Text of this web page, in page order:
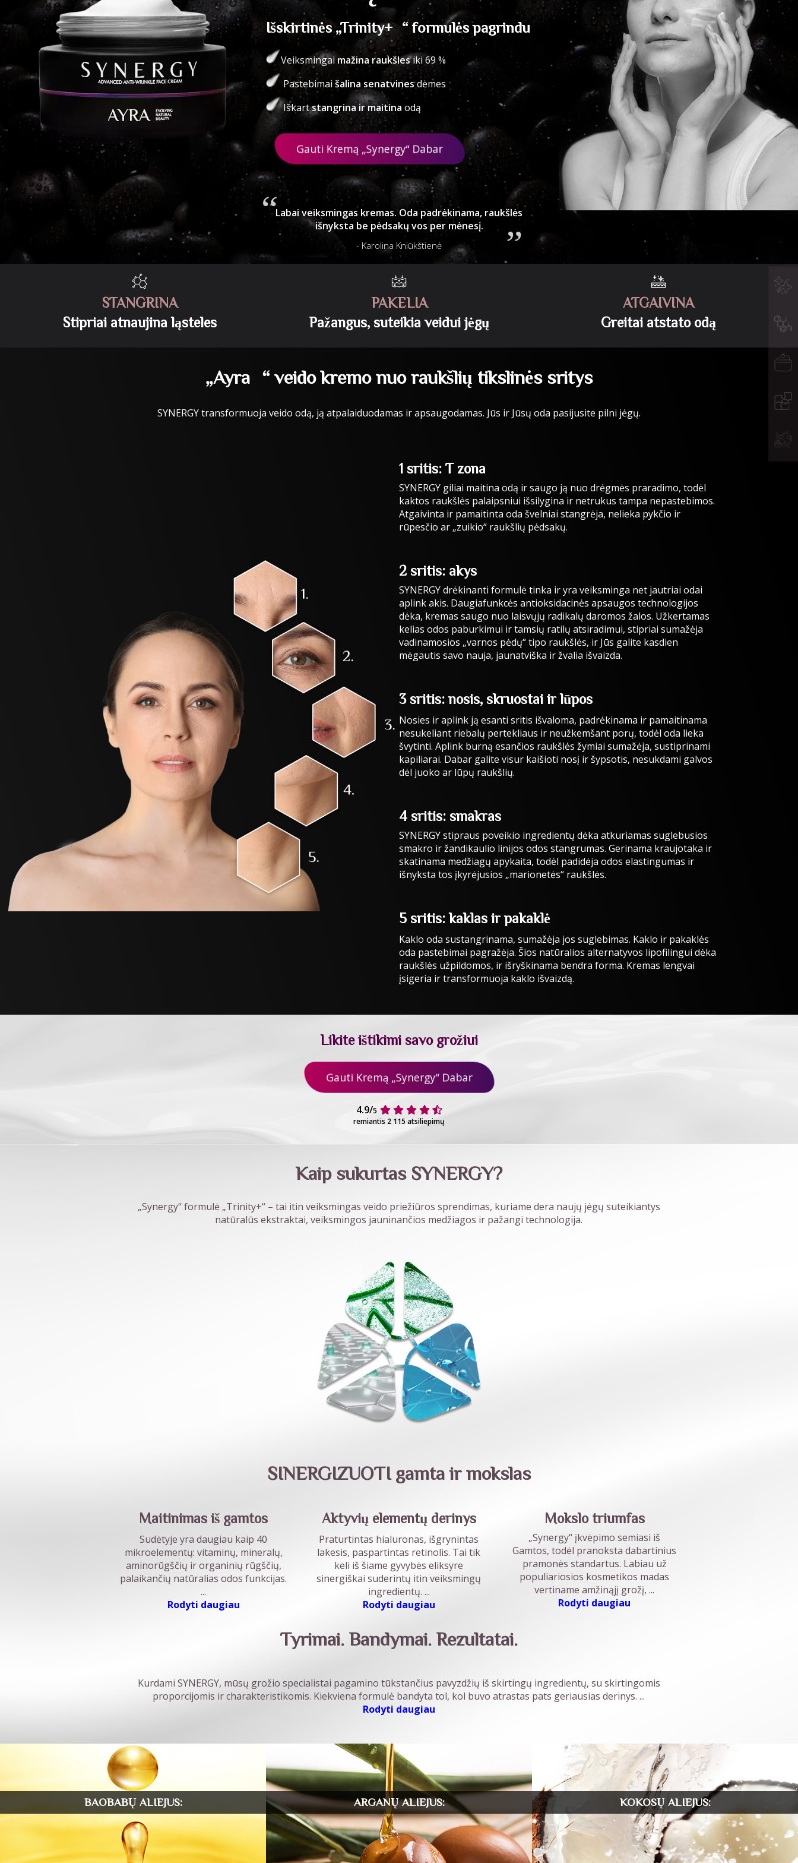
Išskirtinės „Trinity+“ formulės pagrindu
Veiksmingai mažina raukšlesiki 69 %
Pastebimai šalina senatvinesdėmes
Iškartstangrina ir maitina odą
Gauti Kremą „Synergy“ Dabar
Labai veiksmingas kremas. Oda padrėkinama, raukšlės
išnyksta be pėdsakų vos per mėnesį.
- Karolina Kniūkštienė
STANGRINA
Stipriai atnaujina ląsteles
PAKELIA
Pažangus, suteikia veidui jėgų
ATGAIVINA
Greitai atstato odą
„Ayra“ veido kremo nuo raukšlių tikslinės sritys
SYNERGY transformuoja veido odą, ją atpalaiduodamas ir apsaugodamas. Jūs ir Jūsų oda pasijusite pilni jėgų.
1 sritis: T zona
SYNERGY giliai maitina odą ir saugo ją nuo drėgmės praradimo, todėl
kaktos raukšlės palaipsniui išsilygina ir netrukus tampa nepastebimos.
Atgaivinta ir pamaitinta oda švelniai stangrėja, nelieka pykčio ir
rūpesčio ar „zuikio“ raukšlių pėdsakų.
2 sritis: akys
SYNERGY drėkinanti formulė tinka ir yra veiksminga net jautriai odai
aplink akis. Daugiafunkcės antioksidacinės apsaugos technologijos
dėka, kremas saugo nuo laisvųjų radikalų daromos žalos. Užkertamas
kelias odos paburkimui ir tamsių ratilų atsiradimui, stipriai sumažėja
vadinamosios „varnos pėdų“ tipo raukšlės, ir Jūs galite kasdien
mėgautis savo nauja, jaunatviška ir žvalia išvaizda.
3 sritis: nosis, skruostai ir lūpos
Nosies ir aplink ją esanti sritis išvaloma, padrėkinama ir pamaitinama
nesukeliant riebalų pertekliaus ir neužkemšant porų, todėl oda lieka
švytinti. Aplink burną esančios raukšlės žymiai sumažėja, sustiprinami
kapiliarai. Dabar galite visur kaišioti nosį ir šypsotis, nesukdami galvos
dėl juoko ar lūpų raukšlių.
4 sritis: smakras
SYNERGY stipraus poveikio ingredientų dėka atkuriamas suglebusios
smakro ir žandikaulio linijos odos stangrumas. Gerinama kraujotaka ir
skatinama medžiagų apykaita, todėl padidėja odos elastingumas ir
išnyksta tos įkyrėjusios „marionetės“ raukšlės.
5 sritis: kaklas ir pakaklė
Kaklo oda sustangrinama, sumažėja jos suglebimas. Kaklo ir pakaklės
oda pastebimai pagražėja. Šios natūralios alternatyvos lipofilingui dėka
raukšlės užpildomos, ir išryškinama bendra forma. Kremas lengvai
įsigeria ir transformuoja kaklo išvaizdą.
Likite ištikimi savo grožiui
Gauti Kremą „Synergy“ Dabar
4.9/5
remiantis 2 115 atsiliepimų
Kaip sukurtas SYNERGY?
„Synergy“ formulė „Trinity+“ – tai itin veiksmingas veido priežiūros sprendimas, kuriame dera naujų jėgų suteikiantys
natūralūs ekstraktai, veiksmingos jauninančios medžiagos ir pažangi technologija.
SINERGIZUOTI gamta ir mokslas
Maitinimas iš gamtos
Sudėtyje yra daugiau kaip 40
mikroelementų: vitaminų, mineralų,
aminorūgščių ir organinių rūgščių,
palaikančių natūralias odos funkcijas.
...
Rodyti daugiau
Aktyvių elementų derinys
Praturtintas hialuronas, išgrynintas
lakesis, paspartintas retinolis. Tai tik
keli iš šiame gyvybės eliksyre
sinergiškai suderintų itin veiksmingų
ingredientų. ...
Rodyti daugiau
Mokslo triumfas
„Synergy“ įkvėpimo semiasi iš
Gamtos, todėl pranoksta dabartinius
pramonės standartus. Labiau už
populiariosios kosmetikos madas
vertiname amžinąjį grožį,...
Rodyti daugiau
Tyrimai. Bandymai. Rezultatai.
Kurdami SYNERGY, mūsų grožio specialistai pagamino tūkstančius pavyzdžių iš skirtingų ingredientų, su skirtingomis
proporcijomis ir charakteristikomis. Kiekviena formulė bandyta tol, kol buvo atrastas pats geriausias derinys....
Rodyti daugiau
BAOBABŲ ALIEJUS: ARGANŲ ALIEJUS: KOKOSŲ ALIEJUS: